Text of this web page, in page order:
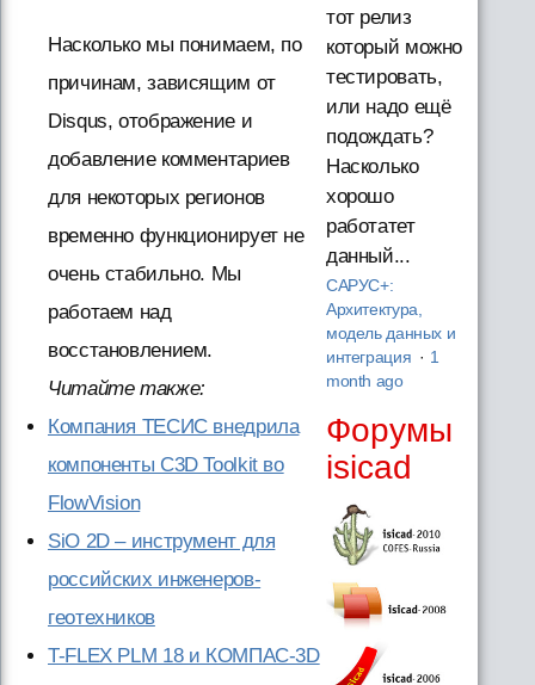
Насколько мы понимаем, по
причинам, зависящим от
Disqus, отображение и
добавление комментариев
для некоторых регионов
временно функционирует не
очень стабильно. Мы
работаем над
восстановлением.
Читайте также:
Компания ТЕСИС внедрила
компоненты C3D Toolkit во
FlowVision
SiO 2D – инструмент для
российских инженеров-
геотехников
T-FLEX PLM 18 и КОМПАС-3D
тот релиз
который можно
тестировать,
или надо ещё
подождать?
Насколько
хорошо
работатет
данный...
САРУС+:
Архитектура,
модель данных и
интеграция · 1
month ago
Форумы
isicad